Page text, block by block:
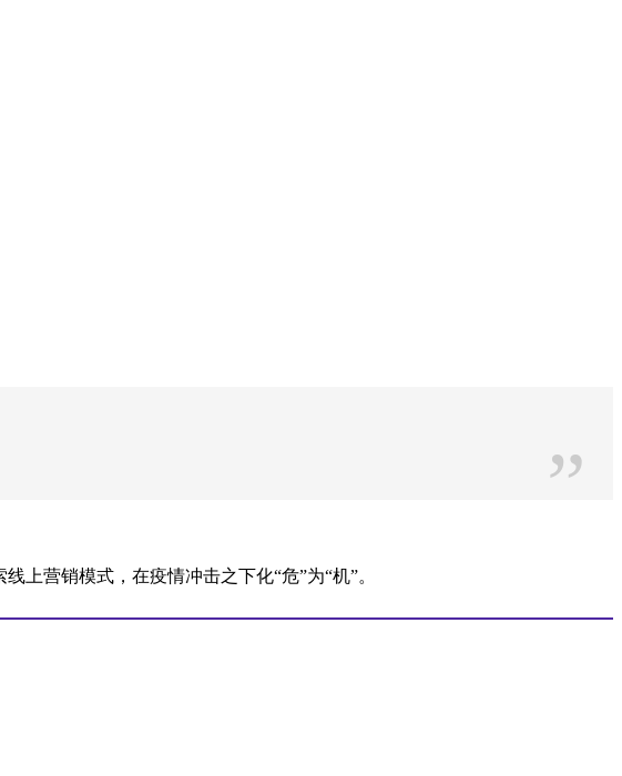
”
上营销模式，在疫情冲击之下化“危”为“机”。